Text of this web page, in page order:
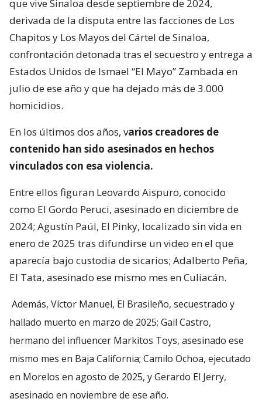
que vive Sinaloa desde septiembre de 2024,
derivada de la disputa entre las facciones de Los
Chapitos y Los Mayos del Cártel de Sinaloa,
confrontación detonada tras el secuestro y entrega a
Estados Unidos de Ismael “El Mayo” Zambada en
julio de ese año y que ha dejado más de 3.000
homicidios.
En los últimos dos años, varios creadores de
contenido han sido asesinados en hechos
vinculados con esa violencia.
Entre ellos figuran Leovardo Aispuro, conocido
como El Gordo Peruci, asesinado en diciembre de
2024; Agustín Paúl, El Pinky, localizado sin vida en
enero de 2025 tras difundirse un video en el que
aparecía bajo custodia de sicarios; Adalberto Peña,
El Tata, asesinado ese mismo mes en Culiacán.
Además, Víctor Manuel, El Brasileño, secuestrado y
hallado muerto en marzo de 2025; Gail Castro,
hermano del influencer Markitos Toys, asesinado ese
mismo mes en Baja California; Camilo Ochoa, ejecutado
en Morelos en agosto de 2025, y Gerardo El Jerry,
asesinado en noviembre de ese año.